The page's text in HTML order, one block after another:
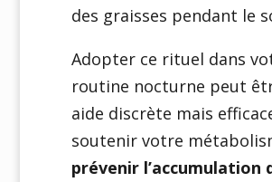
des graisses pendant le
Adopter ce rituel dans
routine nocturne peut
aide discrète mais
soutenir votre
prévenir l’accumulation